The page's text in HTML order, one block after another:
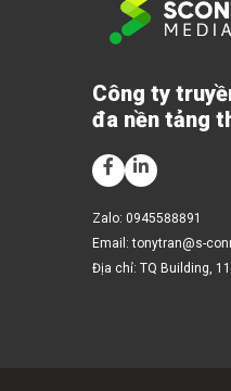
Công ty
đa nền tảng
Zalo: 0945588891
Email:tonytran@s-
Địa chỉ: TQ Building,